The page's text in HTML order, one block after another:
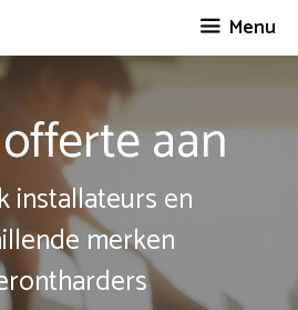
Menu
aan
installateurs en
merken